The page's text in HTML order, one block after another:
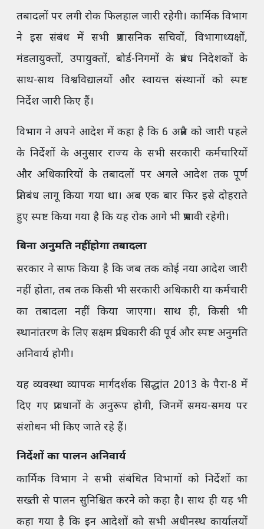
तबादलों पर लगी रोक फिलहाल जारी रहेगी। कार्मिक विभाग
ने इस संबंध में सभी प्रशासनिक सचिवों, विभागाध्यक्षों,
मंडलायुक्तों, उपायुक्तों, बोर्ड-निगमों के प्रबंध निदेशकों के
साथ-साथ विश्वविद्यालयों और स्वायत्त संस्थानों को स्पष्ट
निर्देश जारी किए हैं।
विभाग ने अपने आदेश में कहा है कि 6 अप्रैल को जारी पहले
के निर्देशों के अनुसार राज्य के सभी सरकारी कर्मचारियों
और अधिकारियों के तबादलों पर अगले आदेश तक पूर्ण
प्रतिबंध लागू किया गया था। अब एक बार फिर इसे दोहराते
हुए स्पष्ट किया गया है कि यह रोक आगे भी प्रभावी रहेगी।
बिना अनुमति नहीं होगा तबादला
सरकार ने साफ किया है कि जब तक कोई नया आदेश जारी
नहीं होता, तब तक किसी भी सरकारी अधिकारी या कर्मचारी
का तबादला नहीं किया जाएगा। साथ ही, किसी भी
स्थानांतरण के लिए सक्षम प्राधिकारी की पूर्व और स्पष्ट अनुमति
अनिवार्य होगी।
यह व्यवस्था व्यापक मार्गदर्शक सिद्धांत 2013 के पैरा-8 में
दिए गए प्रावधानों के अनुरूप होगी, जिनमें समय-समय पर
संशोधन भी किए जाते रहे हैं।
निर्देशों का पालन अनिवार्य
कार्मिक विभाग ने सभी संबंधित विभागों को निर्देशों का
सख्ती से पालन सुनिश्चित करने को कहा है। साथ ही यह भी
कहा गया है कि इन आदेशों को सभी अधीनस्थ कार्यालयों